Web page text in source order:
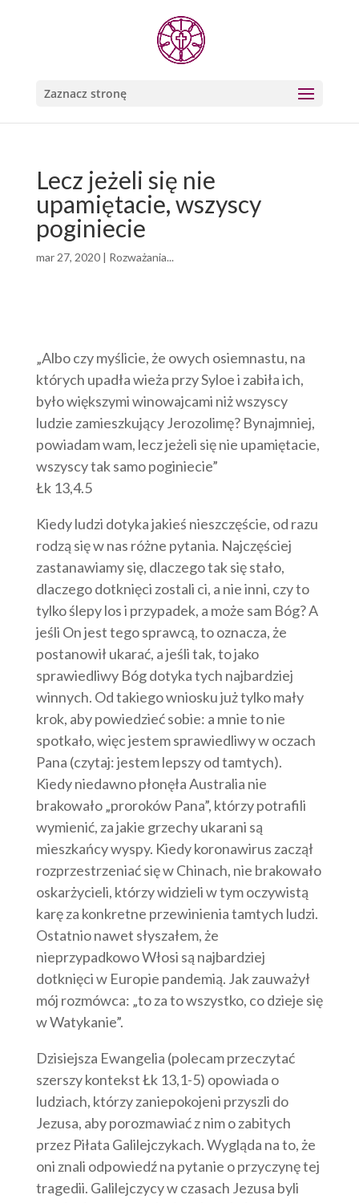
Zaznacz stronę
Lecz jeżeli się nie
upamiętacie, wszyscy
poginiecie
mar 27, 2020| Rozważania...
„Albo czy myślicie, że owych osiemnastu, na
których upadła wieża przy Syloe i zabiła ich,
było większymi winowajcami niż wszyscy
ludzie zamieszkujący Jerozolimę? Bynajmniej,
powiadam wam, lecz jeżeli się nie upamiętacie,
wszyscy tak samo poginiecie”
Łk 13,4.5
Kiedy ludzi dotyka jakieś nieszczęście, od razu
rodzą się w nas różne pytania. Najczęściej
zastanawiamy się, dlaczego tak się stało,
dlaczego dotknięci zostali ci, a nie inni, czy to
tylko ślepy los i przypadek, a może sam Bóg? A
jeśli On jest tego sprawcą, to oznacza, że
postanowił ukarać, a jeśli tak, to jako
sprawiedliwy Bóg dotyka tych najbardziej
winnych. Od takiego wniosku już tylko mały
krok, aby powiedzieć sobie: a mnie to nie
spotkało, więc jestem sprawiedliwy w oczach
Pana (czytaj: jestem lepszy od tamtych).
Kiedy niedawno płonęła Australia nie
brakowało „proroków Pana”, którzy potrafili
wymienić, za jakie grzechy ukarani są
mieszkańcy wyspy. Kiedy koronawirus zaczął
rozprzestrzeniać się w Chinach, nie brakowało
oskarżycieli, którzy widzieli w tym oczywistą
karę za konkretne przewinienia tamtych ludzi.
Ostatnio nawet słyszałem, że
nieprzypadkowo Włosi są najbardziej
dotknięci w Europie pandemią. Jak zauważył
mój rozmówca: „to za to wszystko, co dzieje się
w Watykanie”.
Dzisiejsza Ewangelia (polecam przeczytać
szerszy kontekst Łk 13,1-5) opowiada o
ludziach, którzy zaniepokojeni przyszli do
Jezusa, aby porozmawiać z nim o zabitych
przez Piłata Galilejczykach. Wygląda na to, że
oni znali odpowiedź na pytanie o przyczynę tej
tragedii. Galilejczycy w czasach Jezusa byli